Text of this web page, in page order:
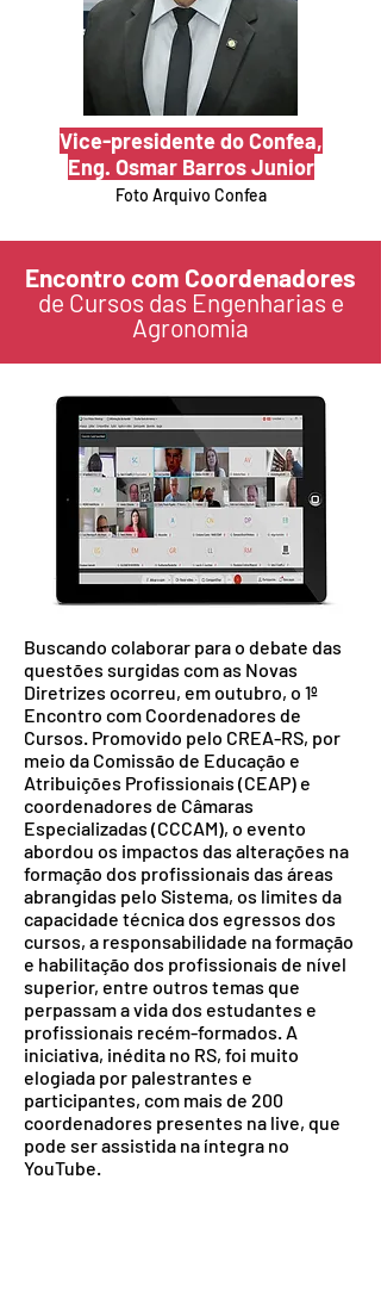
Vice-presidente do Confea,
Eng. Osmar Barros Junior
Foto Arquivo Confea
Encontro com Coordenadores
de Cursos das Engenharias e
Agronomia
Buscando colaborar para o debate das
questões surgidas com as Novas
Diretrizes ocorreu, em outubro, o 1º
Encontro com Coordenadores de
Cursos. Promovido pelo CREA-RS, por
meio da Comissão de Educação e
Atribuições Profissionais (CEAP) e
coordenadores de Câmaras
Especializadas (CCCAM), o evento
abordou os impactos das alterações na
formação dos profissionais das áreas
abrangidas pelo Sistema, os limites da
capacidade técnica dos egressos dos
cursos, a responsabilidade na formação
e habilitação dos profissionais de nível
superior, entre outros temas que
perpassam a vida dos estudantes e
profissionais recém-formados. A
iniciativa, inédita no RS, foi muito
elogiada por palestrantes e
participantes, com mais de 200
coordenadores presentes na live, que
pode ser assistida na íntegra no
YouTube.